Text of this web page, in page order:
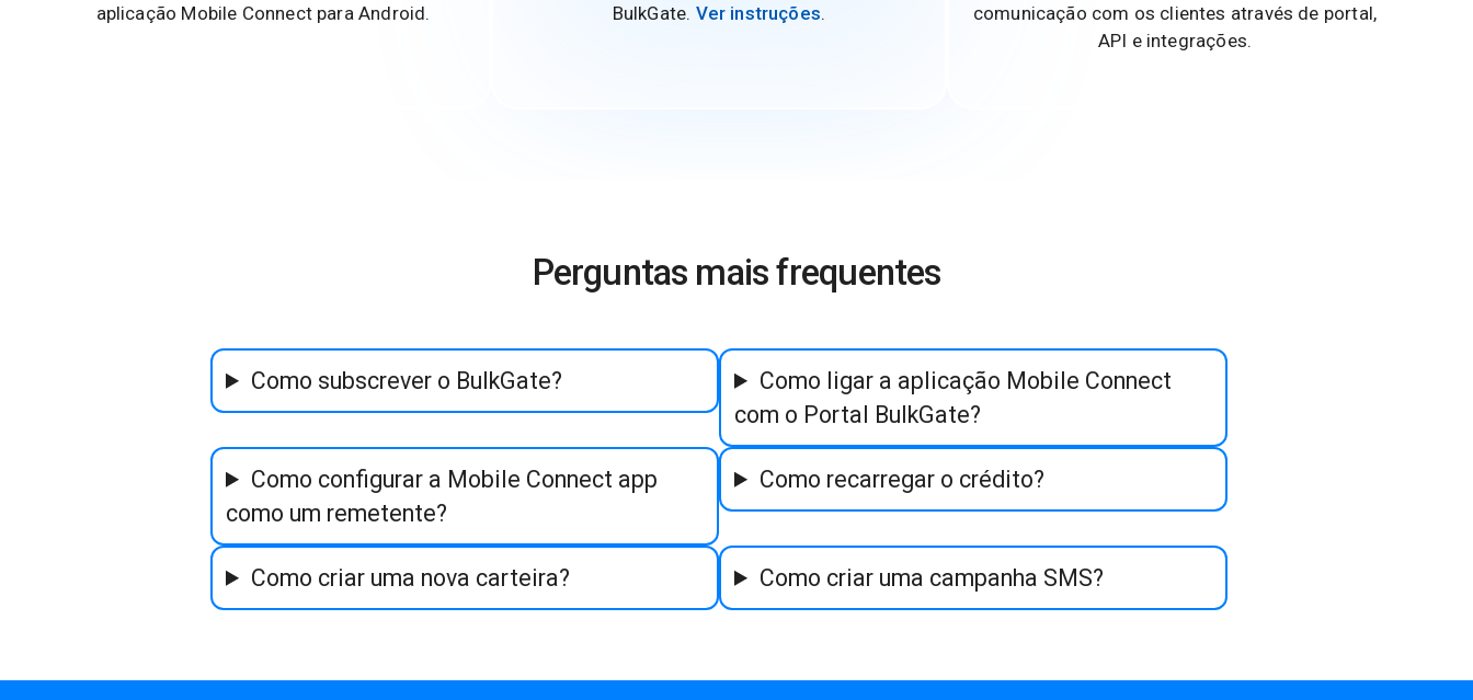
aplicação Mobile Connect para Android.
BulkGate. Ver instruções.
comunicação com os clientes através de portal,
API e integrações.
Perguntas mais frequentes
Como subscrever o BulkGate?
Como ligar a aplicação Mobile Connect
com o Portal BulkGate?
Como configurar a Mobile Connect app
como um remetente?
Como recarregar o crédito?
Como criar uma nova carteira? Como criar uma campanha SMS?